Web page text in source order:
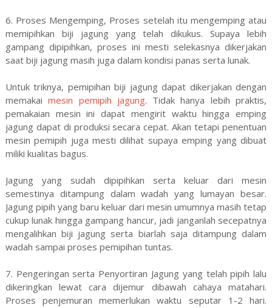
6. Proses Mengemping, Proses setelah itu mengemping atau
memipihkan biji jagung yang telah dikukus. Supaya lebih
gampang dipipihkan, proses ini mesti selekasnya dikerjakan
saat biji jagung masih juga dalam kondisi panas serta lunak.
Untuk triknya, pemipihan biji jagung dapat dikerjakan dengan
memakaimesin pemipih jagung. Tidak hanya lebih praktis,
pemakaian mesin ini dapat mengirit waktu hingga emping
jagung dapat di produksi secara cepat. Akan tetapi penentuan
mesin pemipih juga mesti dilihat supaya emping yang dibuat
miliki kualitas bagus.
Jagung yang sudah dipipihkan serta keluar dari mesin
semestinya ditampung dalam wadah yang lumayan besar.
Jagung pipih yang baru keluar dari mesin umumnya masih tetap
cukup lunak hingga gampang hancur, jadi janganlah secepatnya
mengalihkan biji jagung serta biarlah saja ditampung dalam
wadah sampai proses pemipihan tuntas.
7. Pengeringan serta Penyortiran Jagung yang telah pipih lalu
dikeringkan lewat cara dijemur dibawah cahaya matahari.
Proses penjemuran memerlukan waktu seputar 1-2 hari.